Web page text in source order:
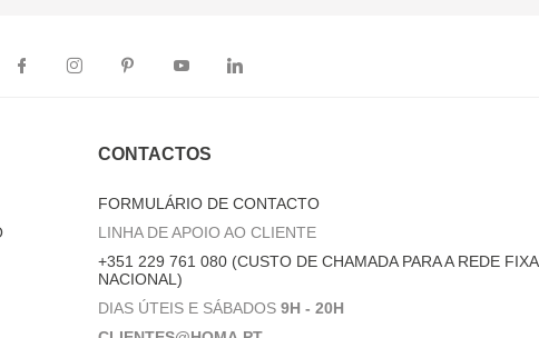
CONTACTOS
FORMULÁRIO DE CONTACTO
LINHA DE APOIO AO CLIENTE
+351 229 761 080 (CUSTO DE CHAMADA PARA A REDE FIXA
NACIONAL)
DIAS ÚTEIS E SÁBADOS 9H - 20H